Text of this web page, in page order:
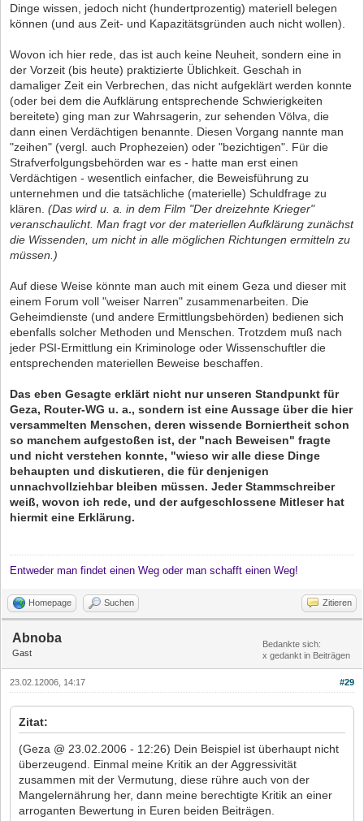
Dinge wissen, jedoch nicht (hundertprozentig) materiell belegen
können (und aus Zeit- und Kapazitätsgründen auch nicht wollen).
Wovon ich hier rede, das ist auch keine Neuheit, sondern eine in
der Vorzeit (bis heute) praktizierte Üblichkeit. Geschah in
damaliger Zeit ein Verbrechen, das nicht aufgeklärt werden konnte
(oder bei dem die Aufklärung entsprechende Schwierigkeiten
bereitete) ging man zur Wahrsagerin, zur sehenden Völva, die
dann einen Verdächtigen benannte. Diesen Vorgang nannte man
"zeihen" (vergl. auch Prophezeien) oder "bezichtigen". Für die
Strafverfolgungsbehörden war es - hatte man erst einen
Verdächtigen - wesentlich einfacher, die Beweisführung zu
unternehmen und die tatsächliche (materielle) Schuldfrage zu
klären. (Das wird u. a. in dem Film "Der dreizehnte Krieger"
veranschaulicht. Man fragt vor der materiellen Aufklärung zunächst
die Wissenden, um nicht in alle möglichen Richtungen ermitteln zu
müssen.)
Auf diese Weise könnte man auch mit einem Geza und dieser mit
einem Forum voll "weiser Narren" zusammenarbeiten. Die
Geheimdienste (und andere Ermittlungsbehörden) bedienen sich
ebenfalls solcher Methoden und Menschen. Trotzdem muß nach
jeder PSI-Ermittlung ein Kriminologe oder Wissenschuftler die
entsprechenden materiellen Beweise beschaffen.
Das eben Gesagte erklärt nicht nur unseren Standpunkt für
Geza, Router-WG u. a., sondern ist eine Aussage über die hier
versammelten Menschen, deren wissende Borniertheit schon
so manchem aufgestoßen ist, der "nach Beweisen" fragte
und nicht verstehen konnte, "wieso wir alle diese Dinge
behaupten und diskutieren, die für denjenigen
unnachvollziehbar bleiben müssen. Jeder Stammschreiber
weiß, wovon ich rede, und der aufgeschlossene Mitleser hat
hiermit eine Erklärung.
Entweder man findet einen Weg oder man schafft einen Weg!
Homepage Suchen Zitieren
Abnoba
Gast
Bedankte sich:
x gedankt in Beiträgen
#29
23.02.12006, 14:17
Zitat:
(Geza @ 23.02.2006 - 12:26) Dein Beispiel ist überhaupt nicht
überzeugend. Einmal meine Kritik an der Aggressivität
zusammen mit der Vermutung, diese rühre auch von der
Mangelernährung her, dann meine berechtigte Kritik an einer
arroganten Bewertung in Euren beiden Beiträgen.